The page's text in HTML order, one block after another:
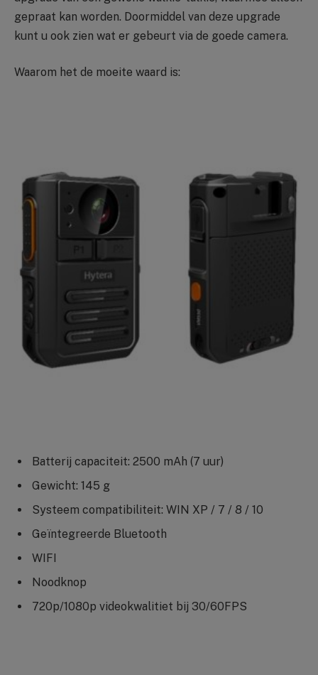
gepraat kan worden. Doormiddel van deze upgrade
kunt u ook zien wat er gebeurt via de goede camera.
Waarom het de moeite waard is:
Batterij capaciteit: 2500 mAh (7 uur)
Gewicht: 145 g
Systeem compatibiliteit: WIN XP / 7 / 8 / 10
Geïntegreerde Bluetooth
WIFI
Noodknop
720p/1080p videokwalitiet bij 30/60FPS